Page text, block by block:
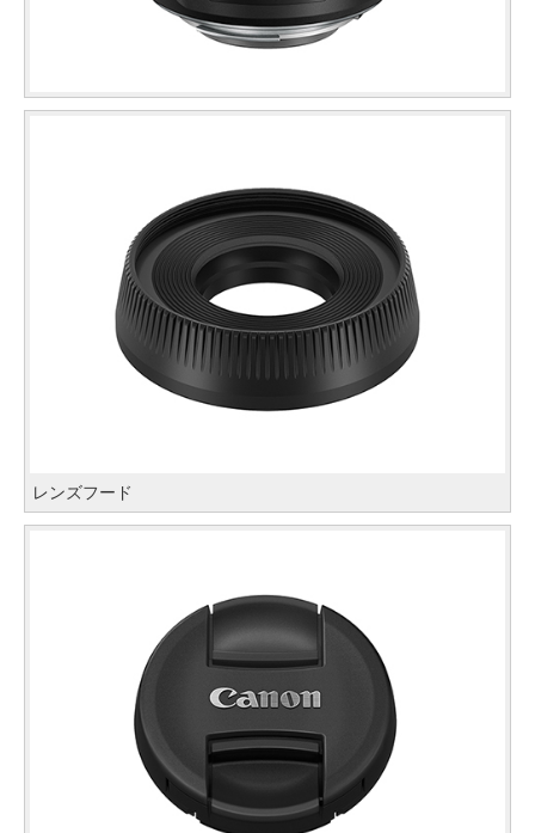
レンズフード